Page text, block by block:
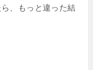
、もっと違った結